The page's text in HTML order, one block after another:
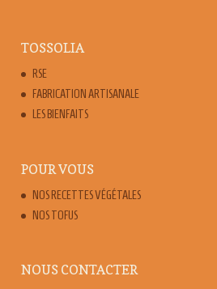
TOSSOLIA
RSE
FABRICATION ARTISANALE
LES BIENFAITS
POUR VOUS
NOS RECETTES VÉGÉTALES
NOS TOFUS
NOUS CONTACTER